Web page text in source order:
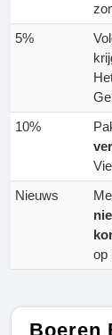
5%
10%
Nieuws
op
Boeren